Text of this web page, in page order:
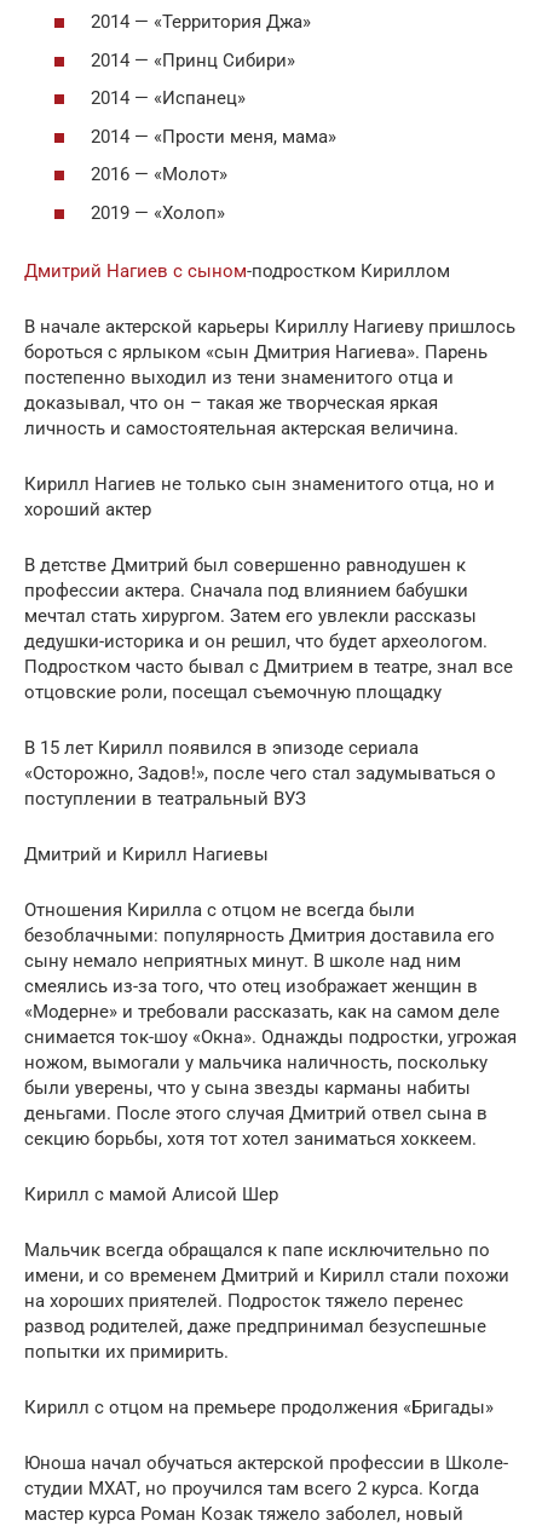
2014 — «Территория Джа»
2014 — «Принц Сибири»
2014 — «Испанец»
2014 — «Прости меня, мама»
2016 — «Молот»
2019 — «Холоп»
Дмитрий Нагиев с сыном-подростком Кириллом
В начале актерской карьеры Кириллу Нагиеву пришлось
бороться с ярлыком «сын Дмитрия Нагиева». Парень
постепенно выходил из тени знаменитого отца и
доказывал, что он – такая же творческая яркая
личность и самостоятельная актерская величина.
Кирилл Нагиев не только сын знаменитого отца, но и
хороший актер
В детстве Дмитрий был совершенно равнодушен к
профессии актера. Сначала под влиянием бабушки
мечтал стать хирургом. Затем его увлекли рассказы
дедушки-историка и он решил, что будет археологом.
Подростком часто бывал с Дмитрием в театре, знал все
отцовские роли, посещал съемочную площадку
В 15 лет Кирилл появился в эпизоде сериала
«Осторожно, Задов!», после чего стал задумываться о
поступлении в театральный ВУЗ
Дмитрий и Кирилл Нагиевы
Отношения Кирилла с отцом не всегда были
безоблачными: популярность Дмитрия доставила его
сыну немало неприятных минут. В школе над ним
смеялись из-за того, что отец изображает женщин в
«Модерне» и требовали рассказать, как на самом деле
снимается ток-шоу «Окна». Однажды подростки, угрожая
ножом, вымогали у мальчика наличность, поскольку
были уверены, что у сына звезды карманы набиты
деньгами. После этого случая Дмитрий отвел сына в
секцию борьбы, хотя тот хотел заниматься хоккеем.
Кирилл с мамой Алисой Шер
Мальчик всегда обращался к папе исключительно по
имени, и со временем Дмитрий и Кирилл стали похожи
на хороших приятелей. Подросток тяжело перенес
развод родителей, даже предпринимал безуспешные
попытки их примирить.
Кирилл с отцом на премьере продолжения «Бригады»
Юноша начал обучаться актерской профессии в Школе-
студии МХАТ, но проучился там всего 2 курса. Когда
мастер курса Роман Козак тяжело заболел, новый